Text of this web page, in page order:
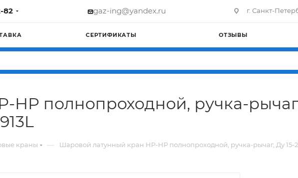
82 gaz-ing@yandex.ru г. Санкт-
СЕРТИФИКАТЫ ОТЗЫВЫ
полнопроходной, ручка-рычаг,
краны — Шаровой латунный кран НР-НР полнопроходной, ручка-рычаг, Ду 15-